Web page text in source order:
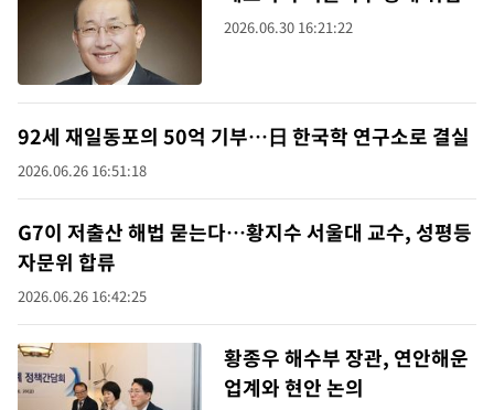
2026.06.30 16:21:22
92세 재일동포의 50억 기부…日 한국학 연구소로 결실
2026.06.26 16:51:18
G7이 저출산 해법 묻는다…황지수 서울대 교수, 성평등
자문위 합류
2026.06.26 16:42:25
황종우 해수부 장관, 연안해운
업계와 현안 논의